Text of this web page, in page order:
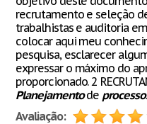
recrutamento e seleção
trabalhistas e auditoria
colocar aqui meu
pesquisa, esclarecer
expressar o máximo do
proporcionado. 2
Planejamentode
Avaliação: